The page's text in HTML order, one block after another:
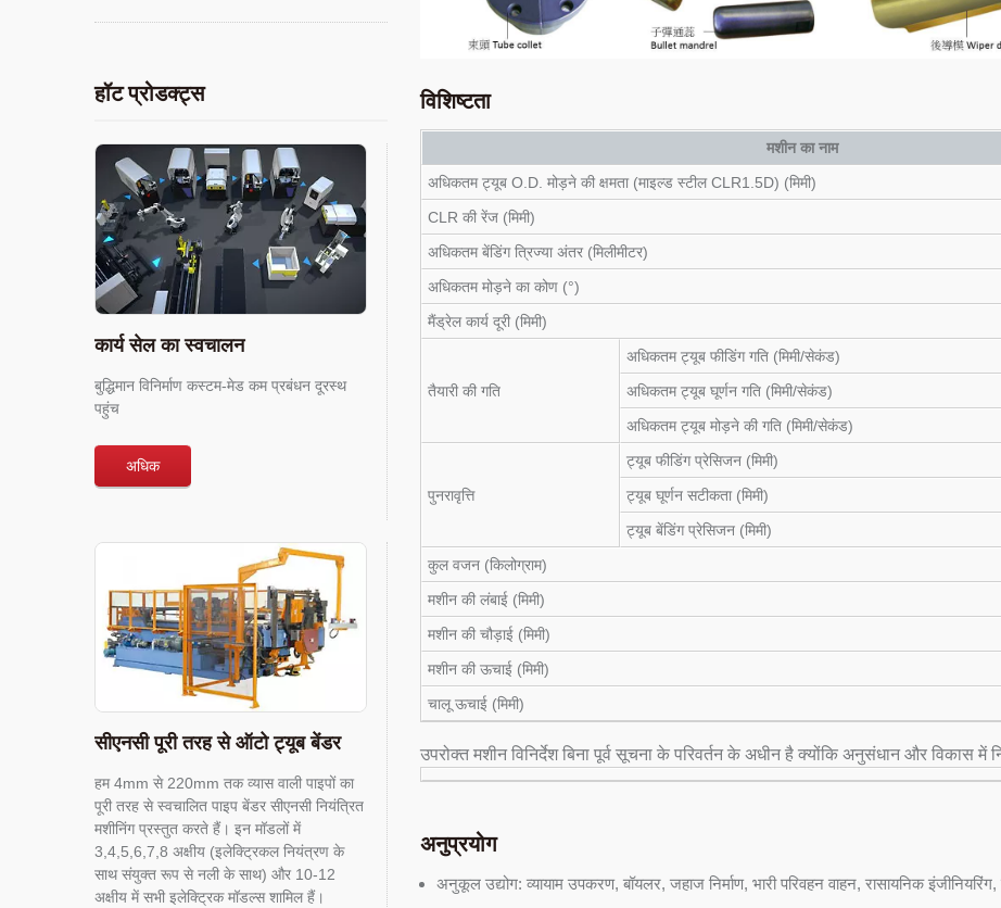
हॉट प्रोडक्ट्स
कार्य सेल का स्वचालन
बुद्धिमान विनिर्माण कस्टम-मेड कम प्रबंधन दूरस्थ
पहुंच
अधिक
सीएनसी पूरी तरह से ऑटो ट्यूब बेंडर
हम 4mm से 220mm तक व्यास वाली पाइपों का
पूरी तरह से स्वचालित पाइप बेंडर सीएनसी नियंत्रित
मशीनिंग प्रस्तुत करते हैं। इन मॉडलों में
3,4,5,6,7,8 अक्षीय (इलेक्ट्रिकल नियंत्रण के
साथ संयुक्त रूप से नली के साथ) और 10-12
अक्षीय में सभी इलेक्ट्रिक मॉडल्स शामिल हैं।
विशिष्टता
मशीन का नाम
अधिकतम ट्यूब O.D. मोड़ने की क्षमता (माइल्ड स्टील CLR1.5D) (मिमी)
CLR की रेंज (मिमी)
अधिकतम बेंडिंग त्रिज्या अंतर (मिलीमीटर)
अधिकतम मोड़ने का कोण (°)
मैंड्रेल कार्य दूरी (मिमी)
तैयारी की गति
अधिकतम ट्यूब फीडिंग गति (मिमी/सेकंड)
अधिकतम ट्यूब घूर्णन गति (मिमी/सेकंड)
अधिकतम ट्यूब मोड़ने की गति (मिमी/सेकंड)
पुनरावृत्ति
ट्यूब फीडिंग प्रेसिजन (मिमी)
ट्यूब घूर्णन सटीकता (मिमी)
ट्यूब बेंडिंग प्रेसिजन (मिमी)
कुल वजन (किलोग्राम)
मशीन की लंबाई (मिमी)
मशीन की चौड़ाई (मिमी)
मशीन की ऊचाई (मिमी)
चालू ऊचाई (मिमी)
उपरोक्त मशीन विनिर्देश बिना पूर्व सूचना के परिवर्तन के अधीन है क्योंकि अनुसंधान और विकास में
अनुप्रयोग
अनुकूल उद्योग: व्यायाम उपकरण, बॉयलर, जहाज निर्माण, भारी परिवहन वाहन, रासायनिक